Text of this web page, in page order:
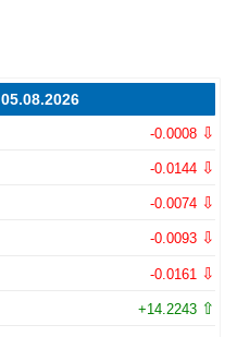
05.08.2026
-0.0008 ⇩
-0.0144 ⇩
-0.0074 ⇩
-0.0093 ⇩
-0.0161 ⇩
+14.2243 ⇧